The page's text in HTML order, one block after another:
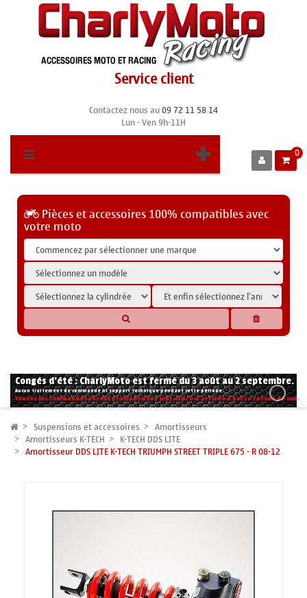
Service client
Contactez nous au09 72 11 58 14
Lun - Ven 9h-11H
0
Pièces et accessoires 100% compatibles avec
votre moto
Congés d'été : CharlyMoto est fermé du 3 août au 2 septembre.
Aucun traitement de commande ni support technique pendant cette période.
Toutes les commandes seront traitées dans leur ordre d'arrivée à notre retour de
Suspensions et accessoires Amortisseurs
Amortisseurs K-TECH K-TECH DDS LITE
Amortisseur DDS LITE K-TECH TRIUMPH STREET TRIPLE 675 - R 08-12